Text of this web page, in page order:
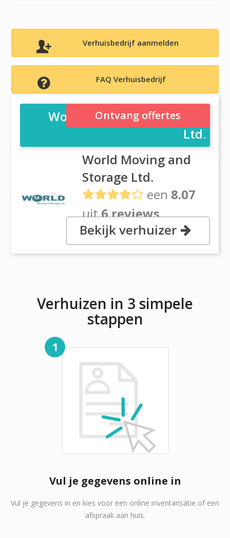
Verhuisbedrijf aanmelden
FAQ Verhuisbedrijf
World Moving and Storage
Ltd.
World Moving and
Storage Ltd.
een 8.07
uit6 reviews
26 Jomac Place, Auckland 1026
Avondale
Ontvang offertes
Bekijk verhuizer
Verhuizen in 3 simpele
stappen
1
Vul je gegevens online in
Vul je gegevens in en kies voor een online inventarisatie of een
afspraak aan huis.